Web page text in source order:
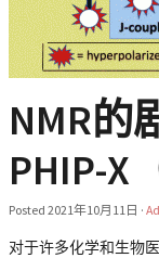
NMR的
PHIP-X
Posted 2021年10月11日 ·
对于许多化学和生物